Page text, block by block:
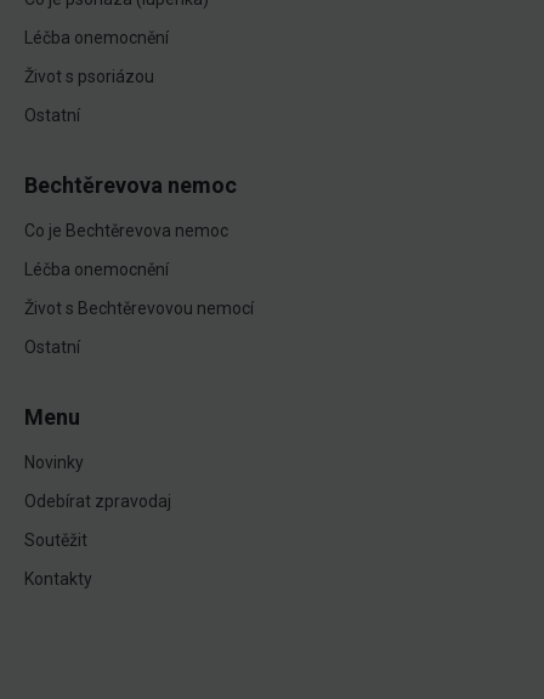
Léčba onemocnění
Život s psoriázou
Ostatní
Bechtěrevova nemoc
Co je Bechtěrevova nemoc
Léčba onemocnění
Život s Bechtěrevovou nemocí
Ostatní
Menu
Novinky
Odebírat zpravodaj
Soutěžit
Kontakty